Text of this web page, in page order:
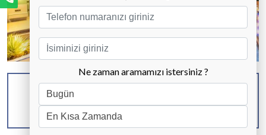
Tüm Fotoğrafları Göster
KAPASİTE
8 KİŞİ
BANYO & WC
4 ADET
YATAK ODASI
Ne zaman aramamızı istersiniz ?